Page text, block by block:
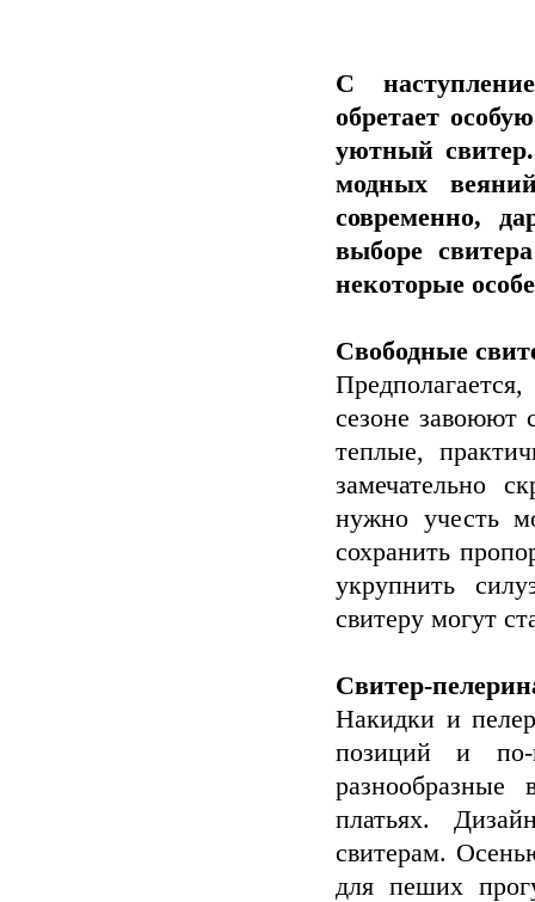
С
обретает
уютный
модных
современно,
выборе
некоторые
Свободные
сезоне завоюют
теплые,
замечательно
нужно учесть
сохранить
укрупнить
свитеру могут
Свитер-
Накидки и
позиций и по-
платьях.
свитерам.
для пеших